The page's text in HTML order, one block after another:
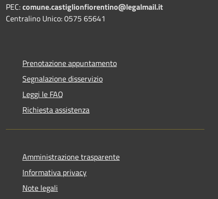
PEC:comune.castiglionfiorentino@legalmail.it
Centralino Unico: 0575 65641
Prenotazione appuntamento
Segnalazione disservizio
Leggi le FAQ
Richiesta assistenza
Amministrazione trasparente
Informativa privacy
Note legali